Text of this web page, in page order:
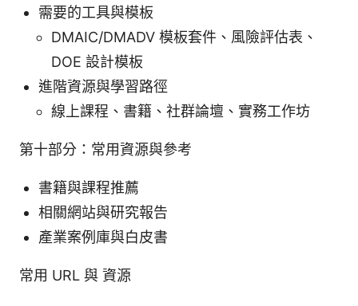
需要的工具與模板
DMAIC/DMADV 模板套件、風險評估表、
DOE 設計模板
進階資源與學習路徑
線上課程、書籍、社群論壇、實務工作坊
第十部分：常用資源與參考
書籍與課程推薦
相關網站與研究報告
產業案例庫與白皮書
常用 URL 與 資源